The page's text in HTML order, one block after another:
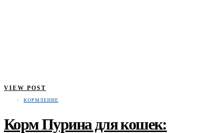
VIEW POST
КОРМЛЕНИЕ
Корм Пурина для кошек: